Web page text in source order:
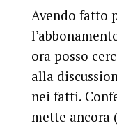
Avendo fatto
ora posso
alla
nei fatti.
mette ancora